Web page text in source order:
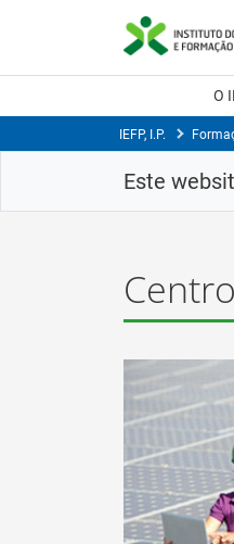
principal
O
IEFP, I.P.
Este